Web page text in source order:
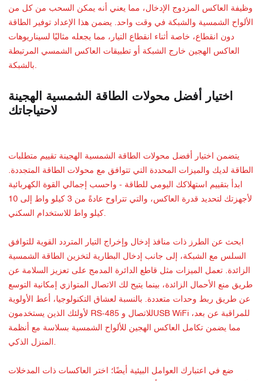
وظيفة العاكس المزدوج الإدخال، مما يعني أنه يمكن السحب من كل من
الألواح الشمسية والشبكة في وقت واحد. يضمن هذا الإعداد توفير الطاقة
دون انقطاع، خاصة أثناء انقطاع التيار، مما يجعله مثاليًا لسيناريوهات
العاكس الهجين خارج الشبكة أو تطبيقات العاكس الشمسي المرتبطة
بالشبكة.
اختيار أفضل محولات الطاقة الشمسية الهجينة
لاحتياجاتك
يتضمن اختيار أفضل محولات الطاقة الشمسية الهجينة تقييم متطلبات
الطاقة لديك والميزات المحددة التي تتوافق مع محولات الطاقة المتجددة.
ابدأ بتقييم استهلاكك اليومي للطاقة - واحسب إجمالي القوة الكهربائية
لأجهزتك لتحديد قدرة العاكس، والتي تتراوح عادةً من 3 كيلو واط إلى 10
كيلو واط للاستخدام السكني.
ابحث عن الطرز ذات منافذ إدخال وإخراج التيار المتردد القوية للتوافق
السلس مع الشبكة، إلى جانب إدخال البطارية لتخزين الطاقة الشمسية
الزائدة. تعمل الميزات مثل قاطع الدائرة المدمج على تعزيز السلامة عن
طريق منع الأحمال الزائدة، بينما يتيح لك الاتصال المتوازي إمكانية التوسع
عن طريق ربط وحدات متعددة. بالنسبة لعشاق التكنولوجيا، أعط الأولوية
لأولئك الذين يستخدمون RS-485 للاتصال وUSB WiFi للمراقبة عن بعد،
مما يضمن تكامل العاكس الهجين للألواح الشمسية بسلاسة مع أنظمة
المنزل الذكي.
ضع في اعتبارك العوامل البيئية أيضًا؛ اختر العاكسات ذات المدخلات